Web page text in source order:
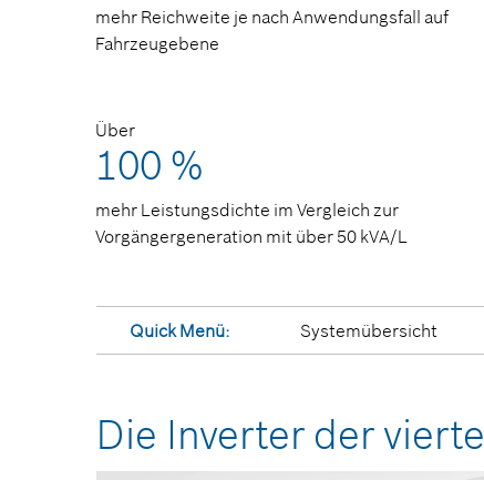
mehr Reichweite je nach Anwendungsfall auf
Fahrzeugebene
Über
100 %
mehr Leistungsdichte im Vergleich zur
Vorgängergeneration mit über 50 kVA/L
Quick Menü: Systemübersicht
Die Inverter der